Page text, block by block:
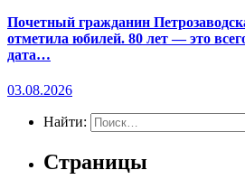
Почетный гражданин
отметила юбилей. 80 лет — это
дата…
03.08.2026
Найти:
Страницы